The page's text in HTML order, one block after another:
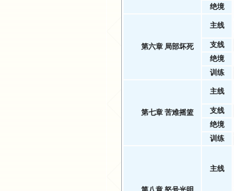
绝境
第六章 局部坏死
主线
支线
绝境
训练
第七章 苦难摇篮
主线
支线
绝境
训练
主线